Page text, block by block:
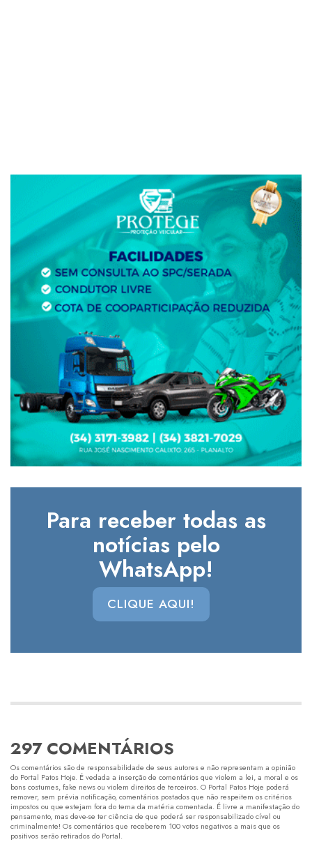
Para receber todas as
notícias pelo
WhatsApp!
CLIQUE AQUI!
297 COMENTÁRIOS
Os comentários são de responsabilidade de seus autores e não representam a opinião
do Portal Patos Hoje. É vedada a inserção de comentários que violem a lei, a moral e os
bons costumes, fake news ou violem direitos de terceiros. O Portal Patos Hoje poderá
remover, sem prévia notificação, comentários postados que não respeitem os critérios
impostos ou que estejam fora do tema da matéria comentada. É livre a manifestação do
pensamento, mas deve-se ter ciência de que poderá ser responsabilizado cível ou
criminalmente! Os comentários que receberem 100 votos negativos a mais que os
positivos serão retirados do Portal.